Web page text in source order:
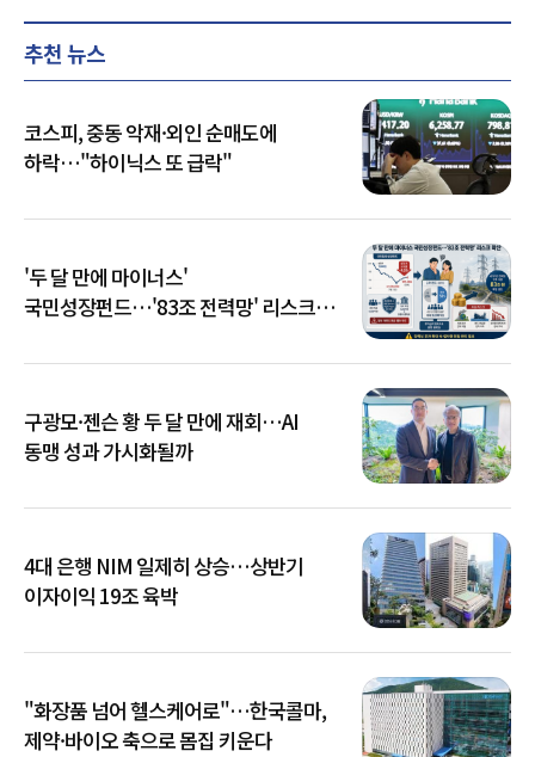
추천 뉴스
코스피, 중동 악재·외인 순매도에
하락…"하이닉스 또 급락"
'두 달 만에 마이너스'
국민성장펀드…'83조 전력망' 리스크
구광모·젠슨 황 두 달 만에 재회…AI
동맹 성과 가시화될까
4대 은행 NIM 일제히 상승…상반기
이자이익 19조 육박
"화장품 넘어 헬스케어로"…한국콜마,
제약·바이오 축으로 몸집 키운다